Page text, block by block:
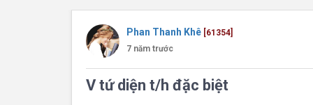
Phan Thanh Khê [61354]
7 năm trước
V tứ diện t/h đặc biệt